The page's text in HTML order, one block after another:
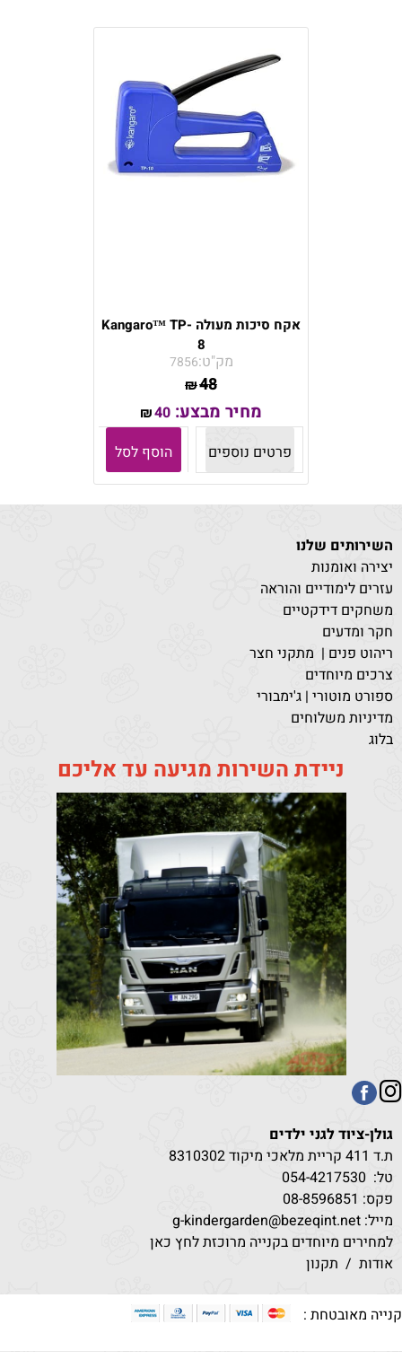
אקח סיכות מעולה Kangaro™ TP-
8
מק"ט:7856
₪48
מחיר מבצע: ₪40
פרטים נוספים
הוסף לסל
השירותים שלנו
יצירה ואומנות
עזרים לימודיים והוראה
משחקים דידקטיים
חקר ומדעים
ריהוט פנים | מתקני חצר
צרכים מיוחדים
ספורט מוטורי | ג'ימבורי
מדיניות משלוחים
בלוג
ניידת השירות מגיעה עד אליכם
גולן-ציוד לגני ילדים
ת.ד 411 קריית מלאכי מיקוד 8310302
טל:
054-4217530
פקס: 08-8596851
מייל: g-kindergarden@bezeqint.net
למחירים מיוחדים בקנייה מרוכזת לחץ כאן
אודות/ תקנון
מאובטחת :